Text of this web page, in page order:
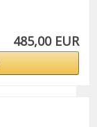
485,00 EUR